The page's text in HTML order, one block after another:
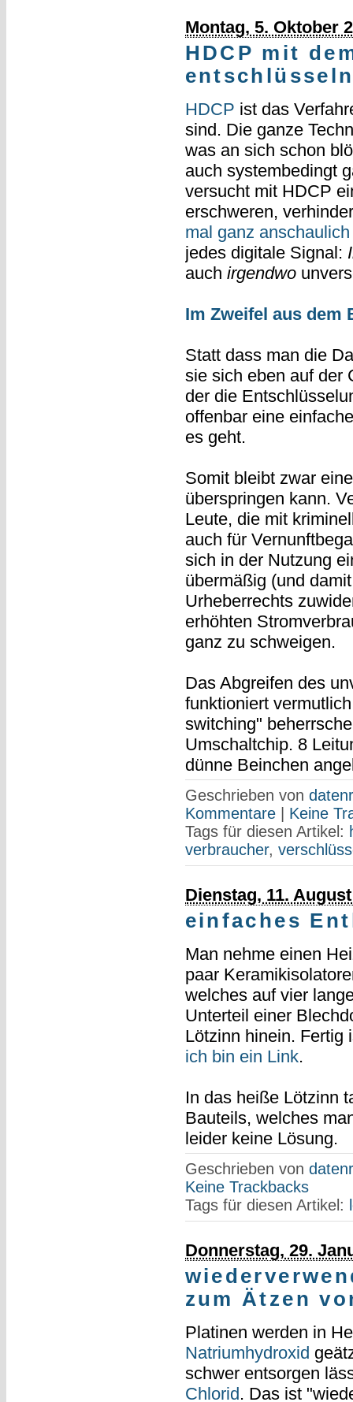
Montag, 5. Oktober
HDCP mit
HDCP ist das
sind. Die ganze
was an sich schon
auch systembedingt
versucht mit HDCP
erschweren,
mal ganz
jedes digitale Signal:
auch irgendwo
Im Zweifel aus dem
Statt dass man die
sie sich eben auf der
der die
offenbar eine
es geht.
Somit bleibt zwar
überspringen kann.
Leute, die mit
auch für
sich in der Nutzung
übermäßig (und
Urheberrechts
erhöhten
ganz zu schweigen.
Das Abgreifen des
funktioniert
switching"
Umschaltchip. 8
dünne Beinchen
Geschrieben von
Kommentare| Keine
Tags für diesen Artikel:
verbraucher,
Dienstag, 11.
einfaches
Man nehme einen
paar
welches auf vier
Unterteil einer
Lötzinn hinein. Fertig
ich bin ein Link.
In das heiße Lötzinn
Bauteils, welches
leider keine Lösung.
Geschrieben von
Keine Trackbacks
Tags für diesen Artikel:
Donnerstag, 29.
zum Ätzen
Platinen werden in
Natriumhydroxid
schwer entsorgen
Chlorid. Das ist